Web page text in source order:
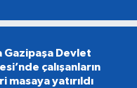
Gazipaşa Devlet
çalışanların
masaya yatırıldı